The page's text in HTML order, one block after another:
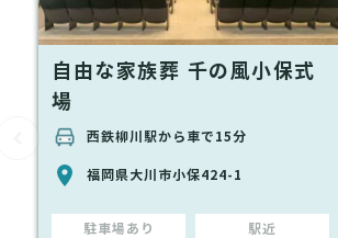
自由な家族葬 千の風小保式
場
西鉄柳川駅から車で15分
福岡県大川市小保424-1
駐車場あり 駅近